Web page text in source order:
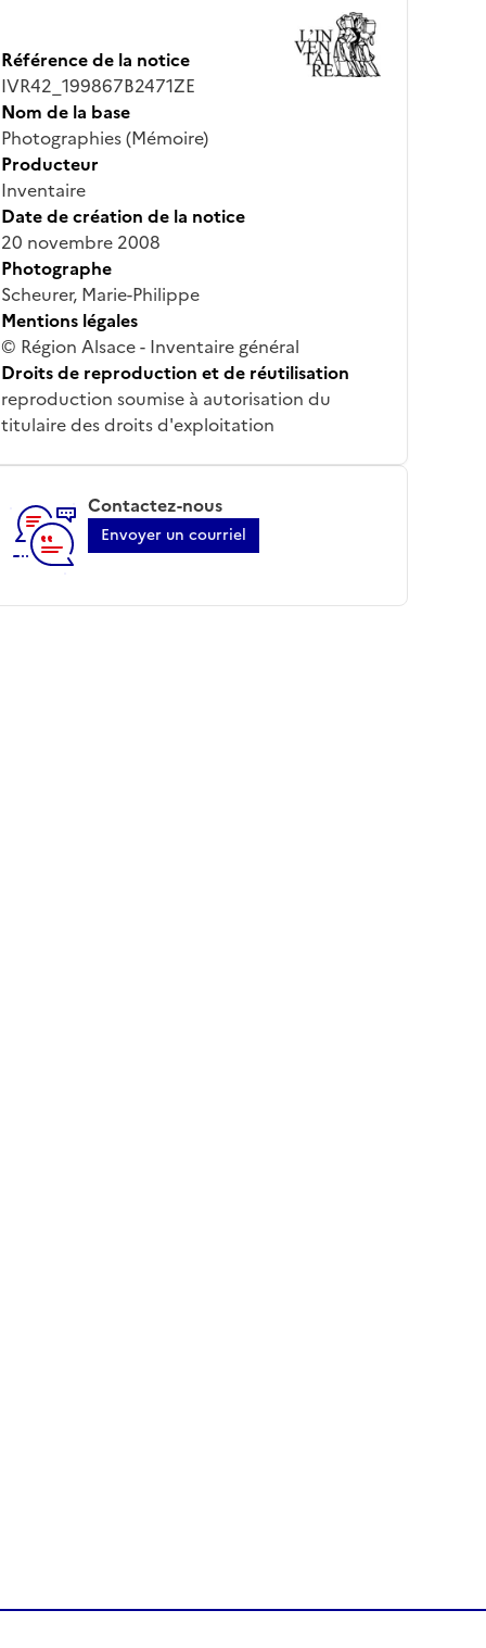
Référence de la notice
IVR42_199867B2471ZE
Nom de la base
Photographies (Mémoire)
Producteur
Inventaire
Date de création de la notice
20 novembre 2008
Photographe
Scheurer, Marie-Philippe
Mentions légales
© Région Alsace - Inventaire général
Droits de reproduction et de réutilisation
reproduction soumise à autorisation du
titulaire des droits d'exploitation
Contactez-nous
Envoyer un courriel